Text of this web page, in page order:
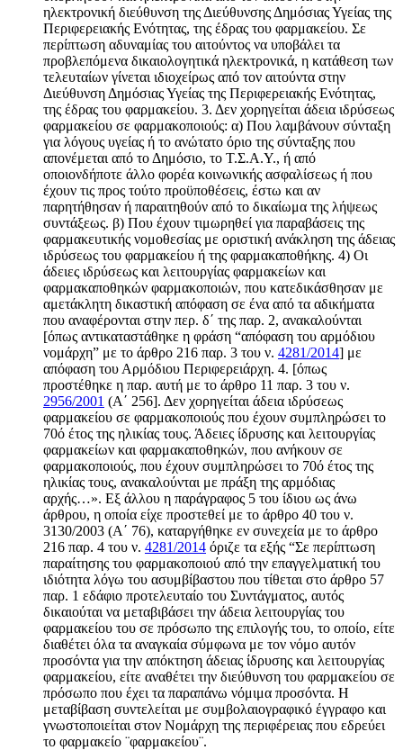
ηλεκτρονική διεύθυνση της Διεύθυνσης Δημόσιας Υγείας της
Περιφερειακής Ενότητας, της έδρας του φαρμακείου. Σε
περίπτωση αδυναμίας του αιτούντος να υποβάλει τα
προβλεπόμενα δικαιολογητικά ηλεκτρονικά, η κατάθεση των
τελευταίων γίνεται ιδιοχείρως από τον αιτούντα στην
Διεύθυνση Δημόσιας Υγείας της Περιφερειακής Ενότητας,
της έδρας του φαρμακείου. 3. Δεν χορηγείται άδεια ιδρύσεως
φαρμακείου σε φαρμακοποιούς: α) Που λαμβάνουν σύνταξη
για λόγους υγείας ή το ανώτατο όριο της σύνταξης που
απονέμεται από το Δημόσιο, το Τ.Σ.Α.Υ., ή από
οποιονδήποτε άλλο φορέα κοινωνικής ασφαλίσεως ή που
έχουν τις προς τούτο προϋποθέσεις, έστω και αν
παρητήθησαν ή παραιτηθούν από το δικαίωμα της λήψεως
συντάξεως. β) Που έχουν τιμωρηθεί για παραβάσεις της
φαρμακευτικής νομοθεσίας με οριστική ανάκληση της άδειας
ιδρύσεως του φαρμακείου ή της φαρμακαποθήκης. 4) Οι
άδειες ιδρύσεως και λειτουργίας φαρμακείων και
φαρμακαποθηκών φαρμακοποιών, που κατεδικάσθησαν με
αμετάκλητη δικαστική απόφαση σε ένα από τα αδικήματα
που αναφέρονται στην περ. δ΄ της παρ. 2, ανακαλούνται
[όπως αντικαταστάθηκε η φράση “απόφαση του αρμόδιου
νομάρχη” με το άρθρο 216 παρ. 3 του ν. 4281/2014] με
απόφαση του Αρμόδιου Περιφερειάρχη. 4. [όπως
προστέθηκε η παρ. αυτή με το άρθρο 11 παρ. 3 του ν.
2956/2001 (Α΄ 256]. Δεν χορηγείται άδεια ιδρύσεως
φαρμακείου σε φαρμακοποιούς που έχουν συμπληρώσει το
70ό έτος της ηλικίας τους. Άδειες ίδρυσης και λειτουργίας
φαρμακείων και φαρμακαποθηκών, που ανήκουν σε
φαρμακοποιούς, που έχουν συμπληρώσει το 70ό έτος της
ηλικίας τους, ανακαλούνται με πράξη της αρμόδιας
αρχής…». Εξ άλλου η παράγραφος 5 του ίδιου ως άνω
άρθρου, η οποία είχε προστεθεί με το άρθρο 40 του ν.
3130/2003 (Α΄ 76), καταργήθηκε εν συνεχεία με το άρθρο
216 παρ. 4 του ν. 4281/2014 όριζε τα εξής “Σε περίπτωση
παραίτησης του φαρμακοποιού από την επαγγελματική του
ιδιότητα λόγω του ασυμβίβαστου που τίθεται στο άρθρο 57
παρ. 1 εδάφιο προτελευταίο του Συντάγματος, αυτός
δικαιούται να μεταβιβάσει την άδεια λειτουργίας του
φαρμακείου του σε πρόσωπο της επιλογής του, το οποίο, είτε
διαθέτει όλα τα αναγκαία σύμφωνα με τον νόμο αυτόν
προσόντα για την απόκτηση άδειας ίδρυσης και λειτουργίας
φαρμακείου, είτε αναθέτει την διεύθυνση του φαρμακείου σε
πρόσωπο που έχει τα παραπάνω νόμιμα προσόντα. Η
μεταβίβαση συντελείται με συμβολαιογραφικό έγγραφο και
γνωστοποιείται στον Νομάρχη της περιφέρειας που εδρεύει
το φαρμακείο ¨φαρμακείου¨.